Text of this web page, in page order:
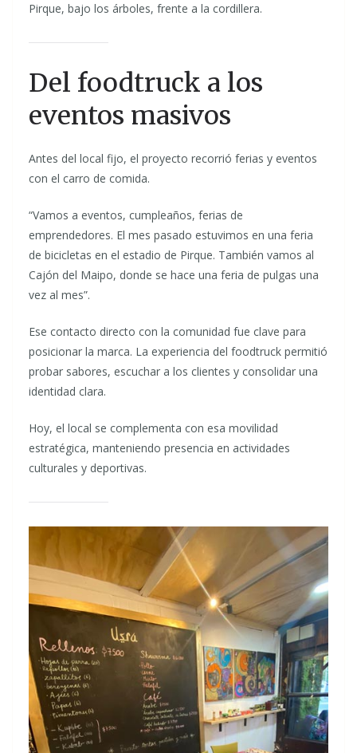
Pirque, bajo los árboles, frente a la cordillera.
Del foodtruck a los
eventos masivos
Antes del local fijo, el proyecto recorrió ferias y eventos
con el carro de comida.
“Vamos a eventos, cumpleaños, ferias de
emprendedores. El mes pasado estuvimos en una feria
de bicicletas en el estadio de Pirque. También vamos al
Cajón del Maipo, donde se hace una feria de pulgas una
vez al mes”.
Ese contacto directo con la comunidad fue clave para
posicionar la marca. La experiencia del foodtruck permitió
probar sabores, escuchar a los clientes y consolidar una
identidad clara.
Hoy, el local se complementa con esa movilidad
estratégica, manteniendo presencia en actividades
culturales y deportivas.